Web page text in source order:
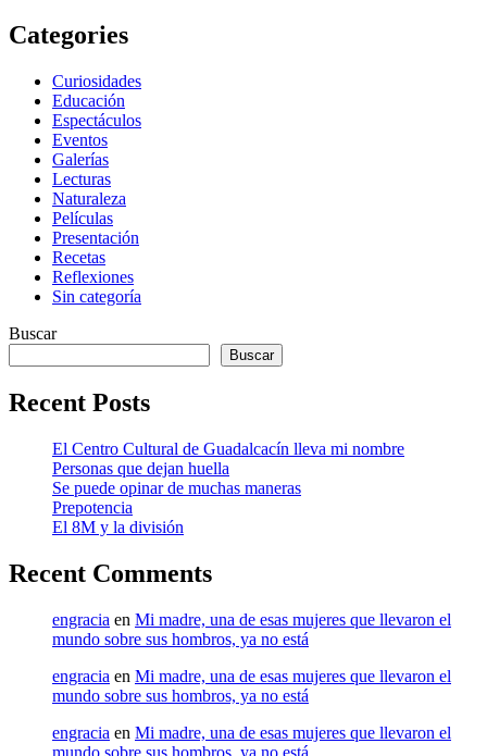
Categories
Curiosidades
Educación
Espectáculos
Eventos
Galerías
Lecturas
Naturaleza
Películas
Presentación
Recetas
Reflexiones
Sin categoría
Buscar
Buscar
Recent Posts
El Centro Cultural de Guadalcacín lleva mi nombre
Personas que dejan huella
Se puede opinar de muchas maneras
Prepotencia
El 8M y la división
Recent Comments
engracia en Mi madre, una de esas mujeres que llevaron el
mundo sobre sus hombros, ya no está
engracia en Mi madre, una de esas mujeres que llevaron el
mundo sobre sus hombros, ya no está
engracia en Mi madre, una de esas mujeres que llevaron el
mundo sobre sus hombros, ya no está